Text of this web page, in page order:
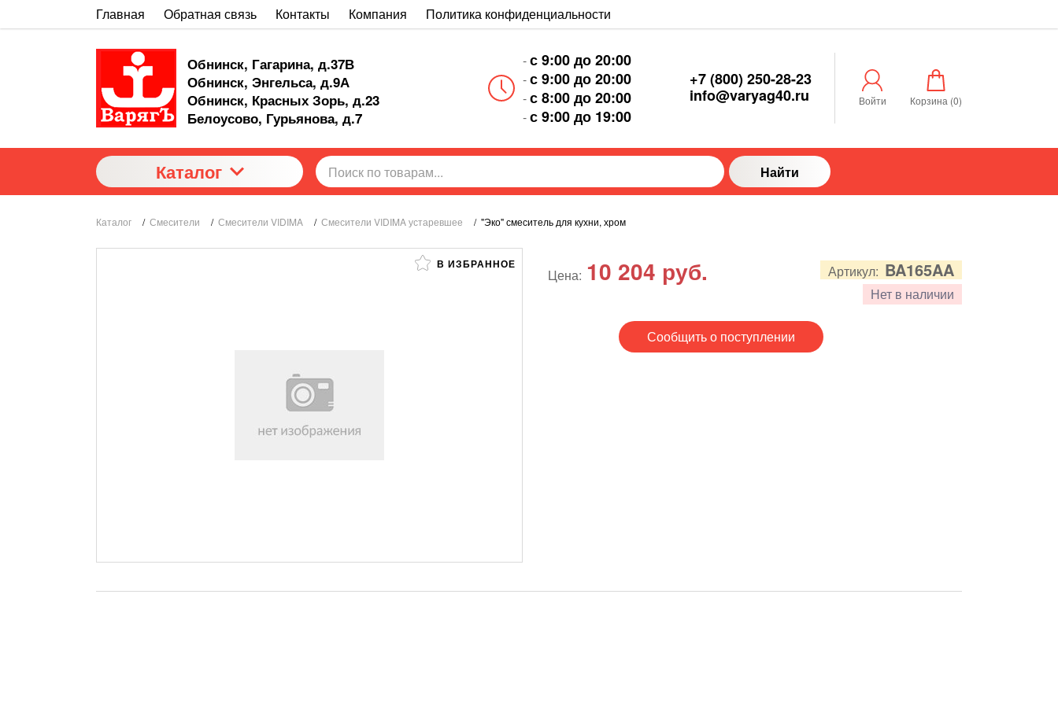
Главная Обратная связь Контакты Компания Политика конфиденциальности
Обнинск, Гагарина, д.37В
Обнинск, Энгельса, д.9А
Обнинск, Красных Зорь, д.23
Белоусово, Гурьянова, д.7
-с 9:00 до 20:00
-с 9:00 до 20:00
-с 8:00 до 20:00
-с 9:00 до 19:00
+7 (800) 250-28-23
info@varyag40.ru
Войти Корзина (0)
Каталог Найти
Каталог / Смесители / Смесители VIDIMA / Смесители VIDIMA устаревшее / "Эко" смеситель для кухни, хром
В ИЗБРАННОЕ Артикул: BA165AA
Нет в наличии
Цена: 10 204 руб.
Сообщить о поступлении